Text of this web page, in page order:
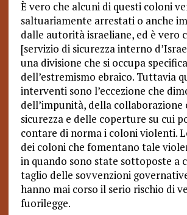
È vero che alcuni di questi coloni
saltuariamente arrestati o anche
dalle autorità israeliane, ed è vero
[servizio di sicurezza interno
una divisione che si occupa
dell’estremismo ebraico. Tuttavia
interventi sono l’eccezione che
dell’impunità, della collaborazione
sicurezza e delle coperture su cui
contare di norma i coloni violenti.
dei coloni che fomentano tale
in quando sono state sottoposte a
taglio delle sovvenzioni
hanno mai corso il serio rischio di
fuorilegge.